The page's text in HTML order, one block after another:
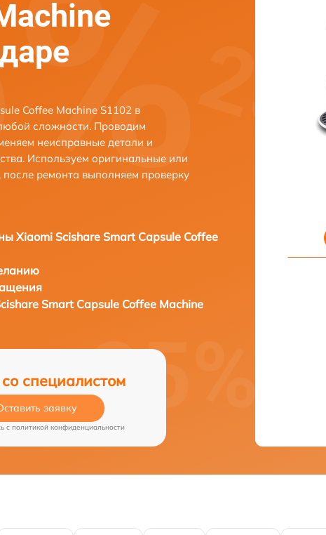
Coffee Machine S1102 в
сложности. Проводим
неисправные детали и
Используем оригинальные или
ремонта выполняем проверку
Xiaomi Scishare Smart Capsule Coffee
Smart Capsule Coffee Machine
специалистом
заявку
c политикой конфиденциальности